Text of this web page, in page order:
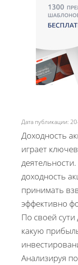
Дата публикации:
Доходность
играет
доходность
принимать
эффективно
По своей сути
какую
Анализируя